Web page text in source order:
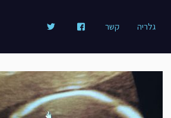
גלריה קשר